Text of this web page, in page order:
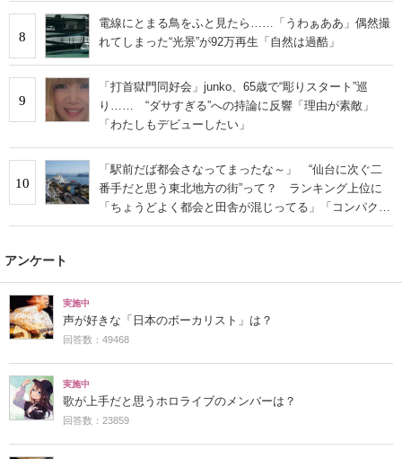
8
電線にとまる鳥をふと見たら……「うわぁああ」偶然撮
れてしまった“光景”が92万再生「自然は過酷」
9
「打首獄門同好会」junko、65歳で“彫りスタート”巡
り…… “ダサすぎる”への持論に反響「理由が素敵」
「わたしもデビューしたい」
10
「駅前だば都会さなってまったな～」 “仙台に次ぐ二
番手だと思う東北地方の街”って？ ランキング上位に
「ちょうどよく都会と田舎が混じってる」「コンパクト
にまとまったいい街」の声
アンケート
実施中
声が好きな「日本のボーカリスト」は？
回答数：49468
実施中
歌が上手だと思うホロライブのメンバーは？
回答数：23859